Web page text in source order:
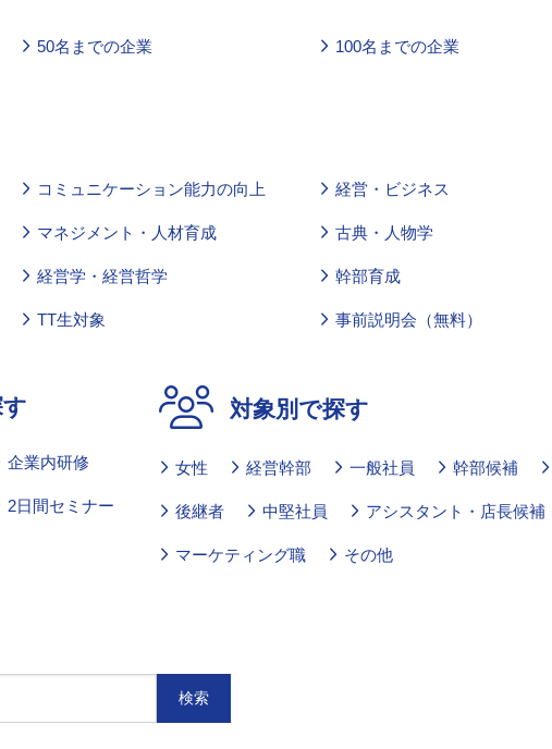
50名までの企業 100名までの企業
コミュニケーション能力の向上 経営・ビジネス
マネジメント・人材育成 古典・人物学
経営学・経営哲学 幹部育成
TT生対象 事前説明会（無料）
企業内研修
2日間セミナー
対象別で探す
女性 経営幹部 一般社員 幹部候補
後継者 中堅社員 アシスタント・店長候補
マーケティング職 その他